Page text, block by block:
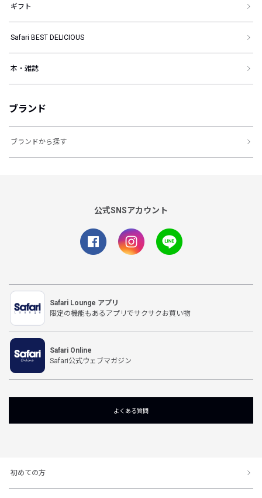
ギフト
Safari BEST DELICIOUS
本・雑誌
ブランド
ブランドから探す
公式SNSアカウント
Safari Lounge アプリ
限定の機能もあるアプリでサクサクお買い物
Safari Online
Safari公式ウェブマガジン
よくある質問
初めての方